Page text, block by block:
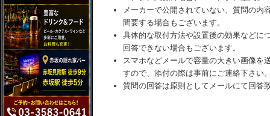
メーカーで公開されていない、質問の内
間要する場合もございます。
具体的な取付方法や設置後の効果などに
回答できない場合もございます。
スマホなどメールで容量の大きい画像を
すので、添付の際は事前にご連絡下さい
質問の回答は原則としてメールにて回答